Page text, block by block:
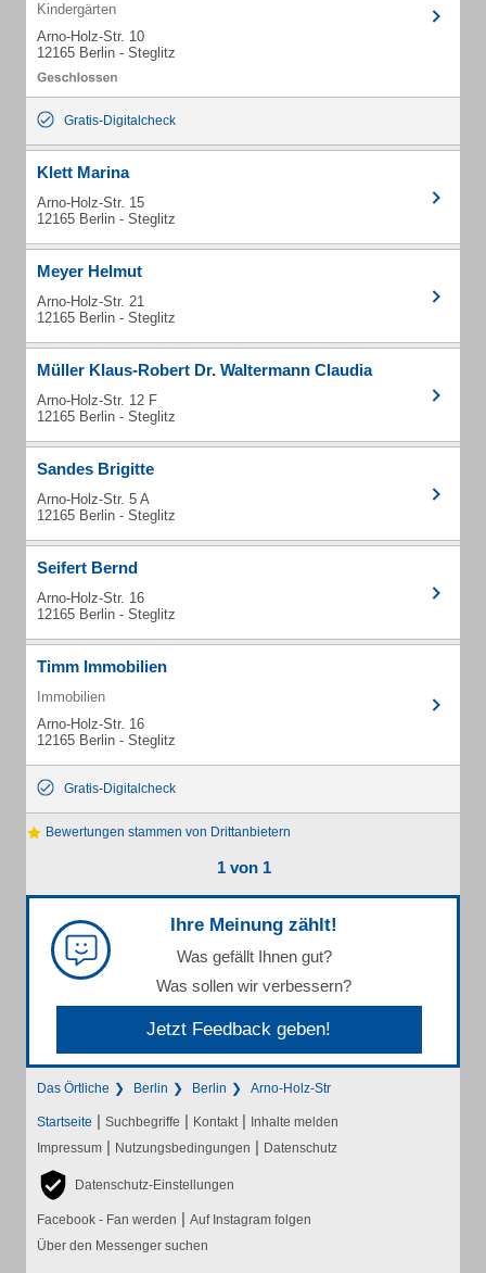
Kindergärten
Arno-Holz-Str. 10
12165 Berlin - Steglitz
Gratis-Digitalcheck
Klett Marina
Arno-Holz-Str. 15
12165 Berlin - Steglitz
Meyer Helmut
Arno-Holz-Str. 21
12165 Berlin - Steglitz
Müller Klaus-Robert Dr. Waltermann Claudia
Arno-Holz-Str. 12 F
12165 Berlin - Steglitz
Sandes Brigitte
Arno-Holz-Str. 5 A
12165 Berlin - Steglitz
Seifert Bernd
Arno-Holz-Str. 16
12165 Berlin - Steglitz
Timm Immobilien
Immobilien
Arno-Holz-Str. 16
12165 Berlin - Steglitz
Gratis-Digitalcheck
Bewertungen stammen von Drittanbietern
1 von 1
Ihre Meinung zählt!
Was gefällt Ihnen gut?
Was sollen wir verbessern?
Jetzt Feedback geben!
Das Örtliche Berlin Berlin Arno-Holz-Str
Startseite | Suchbegriffe | Kontakt | Inhalte melden
Impressum | Nutzungsbedingungen | Datenschutz
Datenschutz-Einstellungen
Facebook - Fan werden | Auf Instagram folgen
Über den Messenger suchen